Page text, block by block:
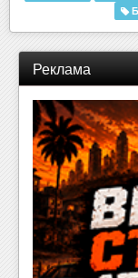
Реклама